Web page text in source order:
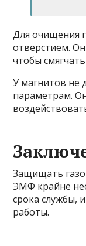
Для очищения
отверстием.
чтобы
У магнитов не
параметрам.
Защищать
ЭМФ крайне
срока службы,
работы.